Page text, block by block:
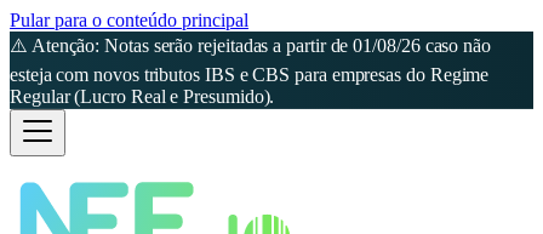
Pular para o conteúdo principal
⚠️ Atenção: Notas serão rejeitadas a partir de 01/08/26 caso não
esteja com novos tributos IBS e CBS para empresas do Regime
Regular (Lucro Real e Presumido).